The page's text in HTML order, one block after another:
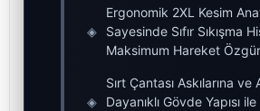
◈
Ergonomik 2XL Kesim
Sayesinde Sıfır Sıkışma
Maksimum Hareket
◈
Sırt Çantası Askılarına ve
Dayanıklı Gövde Yapısı